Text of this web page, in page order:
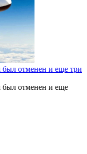
был отменен и еще три
был отменен и еще